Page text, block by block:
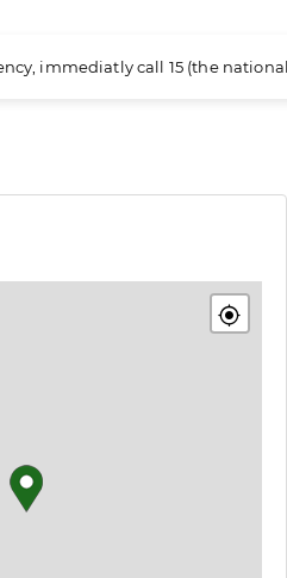
immediatly call 15 (the